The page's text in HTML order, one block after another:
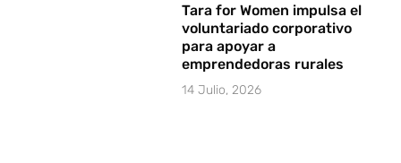
Tara for Women impulsa el
voluntariado corporativo
para apoyar a
emprendedoras rurales
14 Julio, 2026